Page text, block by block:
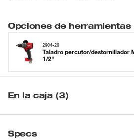
Opciones de herramientas
2904-20
Taladro percutor/destornillador
1/2"
En la caja (3)
Specs